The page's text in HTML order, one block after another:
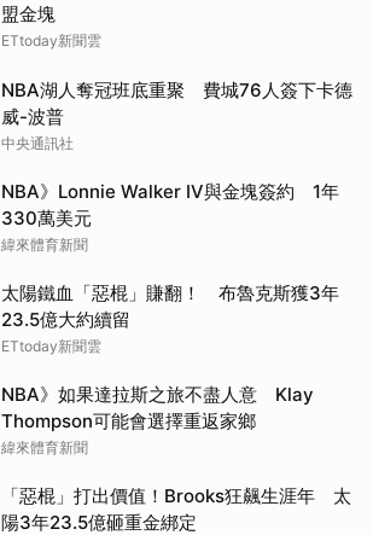
盟金塊
ETtoday新聞雲
NBA湖人奪冠班底重聚 費城76人簽下卡德
威-波普
中央通訊社
NBA》Lonnie Walker IV與金塊簽約 1年
330萬美元
緯來體育新聞
太陽鐵血「惡棍」賺翻！ 布魯克斯獲3年
23.5億大約續留
ETtoday新聞雲
NBA》如果達拉斯之旅不盡人意 Klay
Thompson可能會選擇重返家鄉
緯來體育新聞
「惡棍」打出價值！Brooks狂飆生涯年 太
陽3年23.5億砸重金綁定